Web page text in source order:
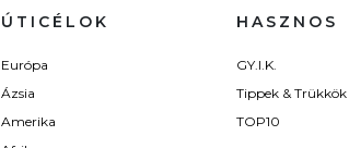
ÚTICÉLOK
Európa
Ázsia
Amerika
HASZNOS
GY.I.K.
Tippek & Trükkök
TOP10